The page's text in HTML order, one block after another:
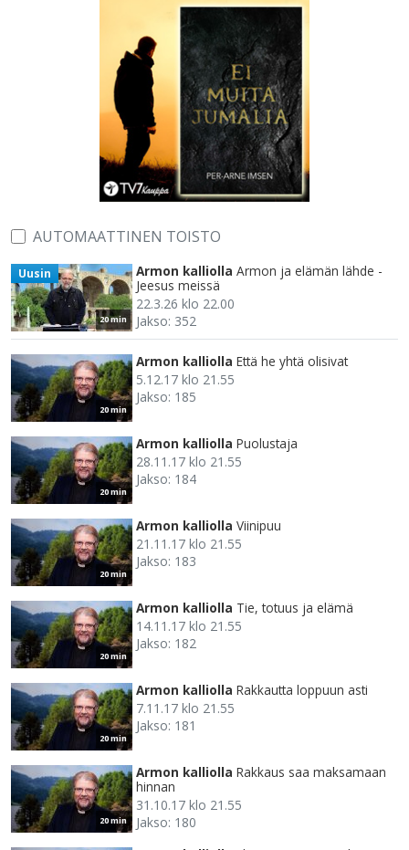
AUTOMAATTINEN TOISTO
20 min
Uusin Armon kalliolla Armon ja elämän lähde -
Jeesus meissä
22.3.26 klo 22.00
Jakso: 352
20 min
Armon kalliolla Että he yhtä olisivat
5.12.17 klo 21.55
Jakso: 185
20 min
Armon kalliolla Puolustaja
28.11.17 klo 21.55
Jakso: 184
20 min
Armon kalliolla Viinipuu
21.11.17 klo 21.55
Jakso: 183
20 min
Armon kalliolla Tie, totuus ja elämä
14.11.17 klo 21.55
Jakso: 182
20 min
Armon kalliolla Rakkautta loppuun asti
7.11.17 klo 21.55
Jakso: 181
20 min
Armon kalliolla Rakkaus saa maksamaan
hinnan
31.10.17 klo 21.55
Jakso: 180